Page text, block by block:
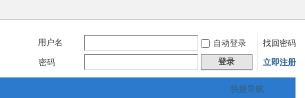
用户名 自动登录
找回密码
密码
登录 立即注册
快捷导航